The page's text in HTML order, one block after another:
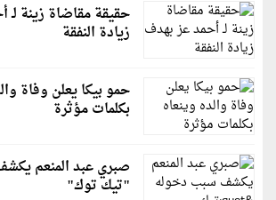
حقيقة مقاضاة زينة
زيادة النفقة
حمو بيكا يعلن وفاة
بكلمات مؤثرة
صبري عبد المنعم
"تيك توك"